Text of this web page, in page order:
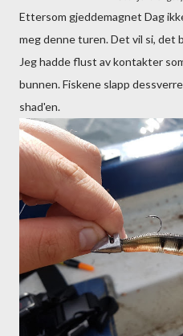
Ettersom gjeddemagnet Dag
meg denne turen. Det vil si, det
Jeg hadde flust av kontakter
bunnen. Fiskene slapp
shad'en.